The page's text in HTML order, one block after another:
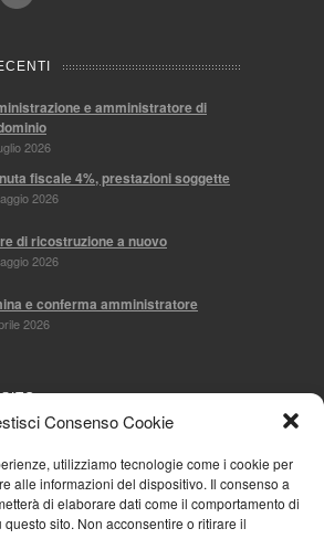
Consenso Cookie
utilizziamo tecnologie come i cookie per
alle informazioni del dispositivo. Il consenso a
di elaborare dati come il comportamento di
sito. Non acconsentire o ritirare il
e amministratore di
2026
fiscale 4%, prestazioni soggette
2026
di ricostruzione a nuovo
2026
e conferma amministratore
2026